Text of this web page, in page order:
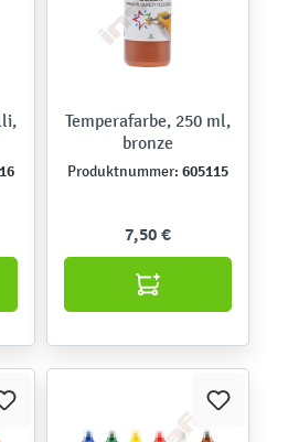
Temperafarbe, 250 ml,
bronze
Produktnummer: 605115
7,50 €